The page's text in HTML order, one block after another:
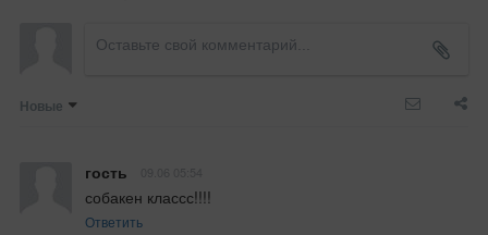
Новые
гость
собакен классс!!!!
Ответить